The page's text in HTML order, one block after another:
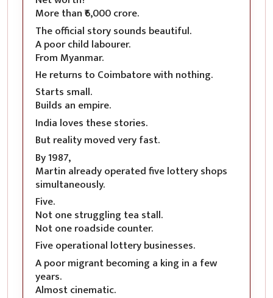
More than ₹6,000 crore.
The official story sounds beautiful.
A poor child labourer.
From Myanmar.
He returns to Coimbatore with nothing.
Starts small.
Builds an empire.
India loves these stories.
But reality moved very fast.
By 1987,
Martin already operated five lottery shops
simultaneously.
Five.
Not one struggling tea stall.
Not one roadside counter.
Five operational lottery businesses.
A poor migrant becoming a king in a few
years.
Almost cinematic.